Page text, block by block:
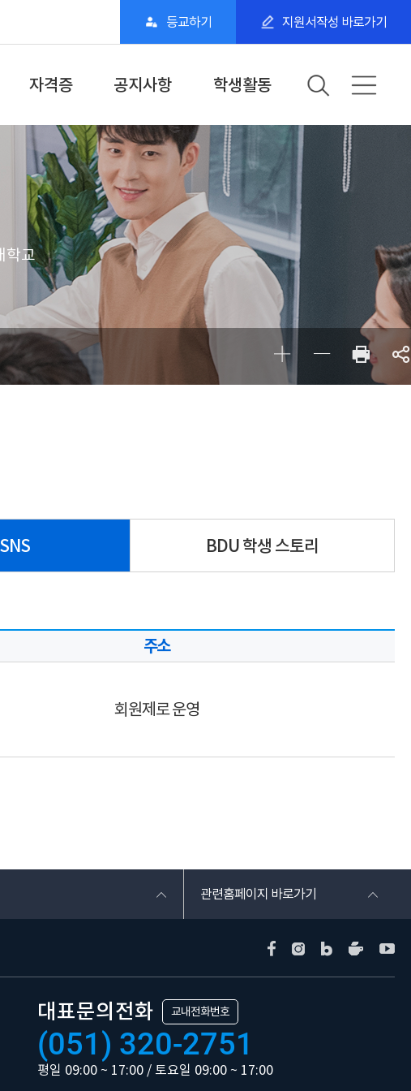
등교하기 지원서작성 바로가기
자격증
국가자격증
민간자격증
소단위전공
공지사항
학과·학교공지
학사일정
학생활동
갤러리
동아리·스터디
학과 SNS
BDU 학생 스토리
학교
BDU 학생 스토리
주소
회원제로 운영
관련홈페이지 바로가기
대표문의전화 교내전화번호
(051) 320-2751
평일 09:00 ~ 17:00 / 토요일 09:00 ~ 17:00